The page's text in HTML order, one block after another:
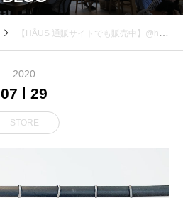
【HÅUS 通販サイトでも販売中】@haus_net_store ． 何かと悩ましいショートパンツ
2020
07 29
STORE